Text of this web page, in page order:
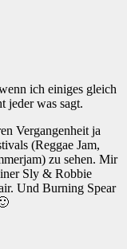
ich einiges gleich
jeder was sagt.
Vergangenheit ja
(Reggae Jam,
zu sehen. Mir
Sly & Robbie
Und Burning Spear